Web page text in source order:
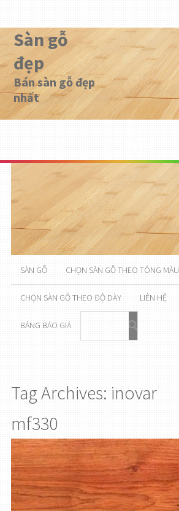
Sàn gỗ
đẹp
Bán sàn gỗ đẹp
nhất
SÀN GỖ CHỌN SÀN GỖ THEO TÔNG MÀU
CHỌN SÀN GỖ THEO ĐỘ DÀY LIÊN HỆ
BẢNG BÁO GIÁ
Tag Archives: inovar
mf330